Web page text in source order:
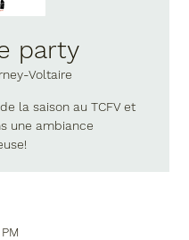
party
Voltaire
la saison au TCFV et
une ambiance